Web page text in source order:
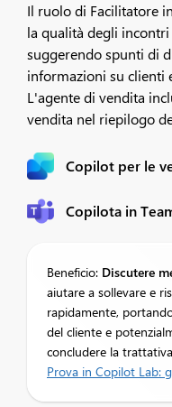
Il ruolo di Facilitatore
la qualità degli
suggerendo spunti di
informazioni su clienti
L'agente di vendita
vendita nel riepilogo
Copilot per le
Copilota in
Beneficio: Discutere
aiutare a sollevare e
rapidamente,
del cliente e
concludere la
Prova in Copilot Lab: